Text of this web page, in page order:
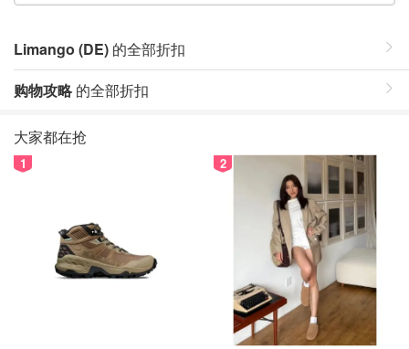
Limango (DE) 的全部折扣
购物攻略的全部折扣
大家都在抢
1 2